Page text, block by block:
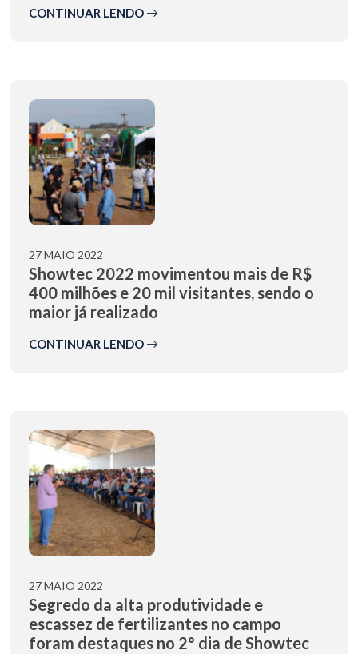
CONTINUAR LENDO
27 MAIO 2022
Showtec 2022 movimentou mais de R$
400 milhões e 20 mil visitantes, sendo o
maior já realizado
CONTINUAR LENDO
27 MAIO 2022
Segredo da alta produtividade e
escassez de fertilizantes no campo
foram destaques no 2° dia de Showtec